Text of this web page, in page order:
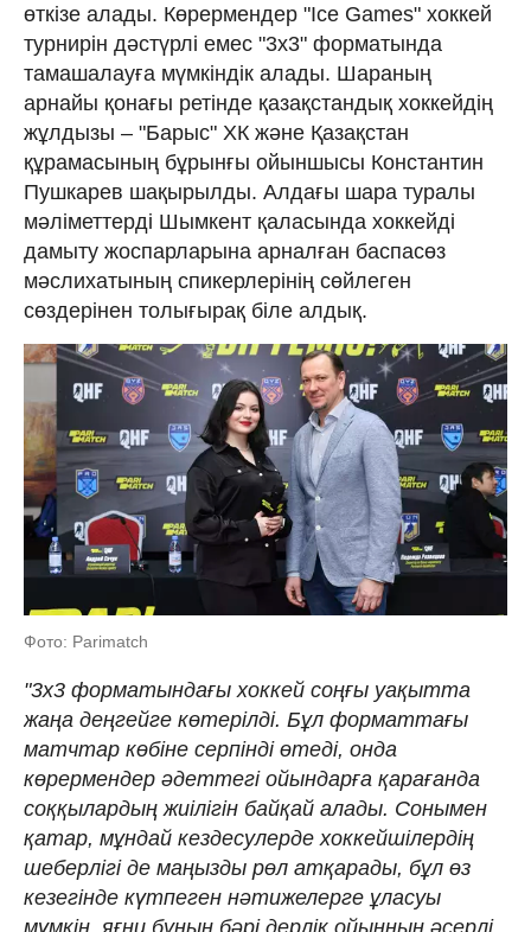
өткізе алады. Көрермендер "Ice Games" хоккей
турнирін дәстүрлі емес "3х3" форматында
тамашалауға мүмкіндік алады. Шараның
арнайы қонағы ретінде қазақстандық хоккейдің
жұлдызы – "Барыс" ХК және Қазақстан
құрамасының бұрынғы ойыншысы Константин
Пушкарев шақырылды. Алдағы шара туралы
мәліметтерді Шымкент қаласында хоккейді
дамыту жоспарларына арналған баспасөз
мәслихатының спикерлерінің сөйлеген
сөздерінен толығырақ біле алдық.
Фото: Parimatch
"3х3 форматындағы хоккей соңғы уақытта
жаңа деңгейге көтерілді. Бұл форматтағы
матчтар көбіне серпінді өтеді, онда
көрермендер әдеттегі ойындарға қарағанда
соққылардың жиілігін байқай алады. Сонымен
қатар, мұндай кездесулерде хоккейшілердің
шеберлігі де маңызды рөл атқарады, бұл өз
кезегінде күтпеген нәтижелерге ұласуы
мүмкін, яғни бұның бәрі дерлік ойынның әсерлі